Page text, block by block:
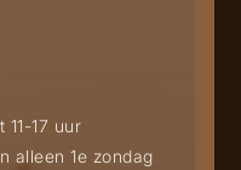
11-17 uur
alleen 1e zondag